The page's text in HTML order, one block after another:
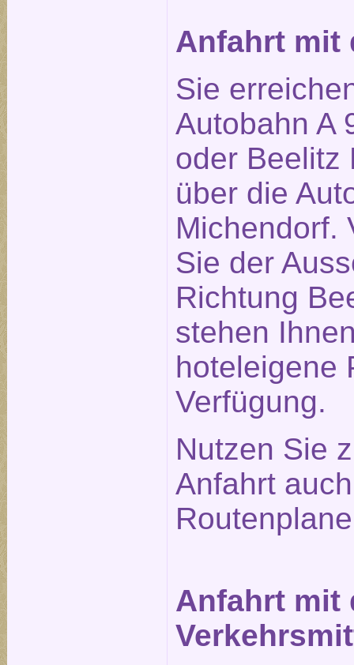
Anfahrt mit
Sie
Autobahn A
oder Beelitz
über die
Michendorf.
Sie der
Richtung
stehen
hoteleigene
Verfügung.
Nutzen Sie
Anfahrt
Anfahrt mit